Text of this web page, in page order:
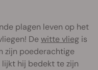
plagen leven op het
Dewitte vlieg is
zijn poederachtige
hij bedekt te zijn